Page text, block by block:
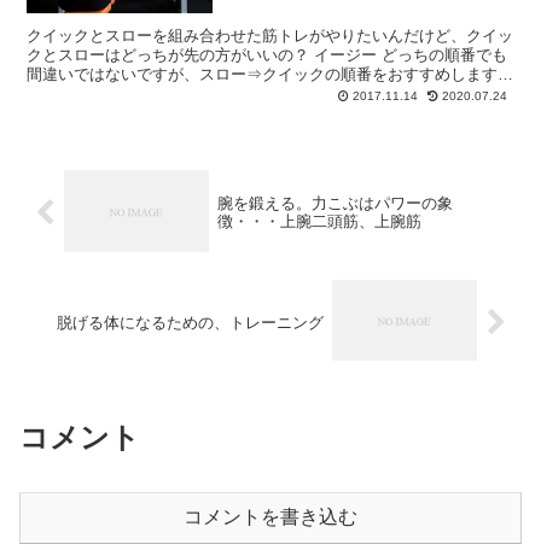
クイックとスローを組み合わせた筋トレがやりたいんだけど、クイッ
クとスローはどっちが先の方がいいの？ イージー どっちの順番でも
間違いではないですが、スロー⇒クイックの順番をおすすめします。
2017.11.14 2020.07.24
腕を鍛える。力こぶはパワーの象
徴・・・上腕二頭筋、上腕筋
脱げる体になるための、トレーニング
コメント
コメントを書き込む